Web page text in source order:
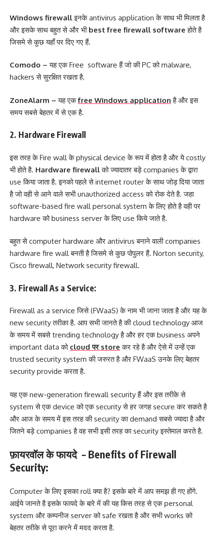
Windows firewallइनके antivirus application के साथ भी मिलता है
और इसके साथ बहुत से और भी best free firewall software होते है
जिसमे से कुछ यहाँ पर दिए गए हैं.
Comodo – यह एक Free software हैं जो की PC को malware,
hackers से सुरक्षित रखता है.
ZoneAlarm – यह एकfree Windows application है और इस
समय सबसे बेहतर में से एक है.
2. Hardware Firewall
इस तरह के Fire wall के physical device के रूप में होता है और ये costly
भी होते है. Hardware firewallको ज्यादातर बड़े companies के द्वारा
use किया जाता है. इनको पहले से internet router के साथ जोड़ दिया जाता
है जो वही से आने वाले सभी unauthorized access को रोक देते है. जहा
software-based fire wall personal system के लिए होते है वही पर
hardware को business server के लिए use किये जाते है.
बहुत से computer hardware और antivirus बनाने वाली companies
hardware fire wall बनती है जिसमे से कुछ पोपुलर हैं. Norton security,
Cisco firewall, Network security firewall.
3. Firewall As a Service:
Firewall as a service जिसे (FWaaS) के नाम भी जाना जाता है और यह के
new security तरीका है. आप सभी जानते है की cloud technology आज
के समय में सबसे trending technology है और हर एक business अपने
important data को cloud पर store कर रहे है और ऐसे में उन्हें एक
trusted security system की जरुरत है और FWaaS उनके लिए बेहतर
security provide करता है.
यह एक new-generation firewall security हैं और इस तरीके से
system से एक device को एक security से हर जगह secure कर सकते है
और आज के समय में इस तरह की security का demand सबसे ज्यादा है और
जितने बड़े companies है वह सभी इसी तरह का security इस्तेमाल करते है.
फ़ायरवॉल के फायदे – Benefits of Firewall
Security:
Computer के लिए इसका roll क्या है? इसके बारे में आप समझ ही गए होंगे.
आईये जानते है इसके फायदे के बारे में की यह किस तरह से एक personal
system और कम्पनीज server को safe रखता है और सभी works को
बेहतर तरीके से पूरा करने में मदद करता है.